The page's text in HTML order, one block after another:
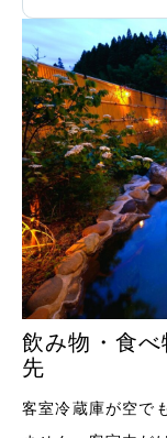
飲み物・食
先
客室冷蔵庫が空で